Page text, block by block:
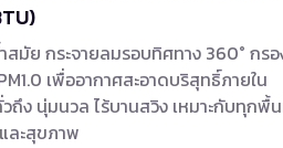
มัย กระจายลมรอบทิศทาง 360° กร
เพื่ออากาศสะอาดบริสุทธิ์ภายใน
วถึง นุ่มนวล ไร้บานสวิง เหมาะกับทุกพื้
ละสุขภาพ